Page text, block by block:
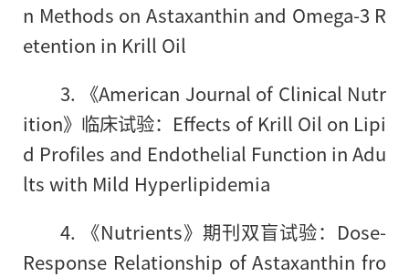
n Methods on Astaxanthin and Omega-3 R
etention in Krill Oil
3. 《American Journal of Clinical Nutr
ition》临床试验：Effects of Krill Oil on Lipi
d Profiles and Endothelial Function in Adu
lts with Mild Hyperlipidemia
4. 《Nutrients》期刊双盲试验：Dose-
Response Relationship of Astaxanthin fro